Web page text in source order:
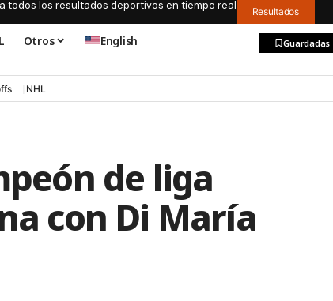
todos los resultados deportivos en tiempo real Resultados
Otros English Guardadas
NHL
de liga
con Di María